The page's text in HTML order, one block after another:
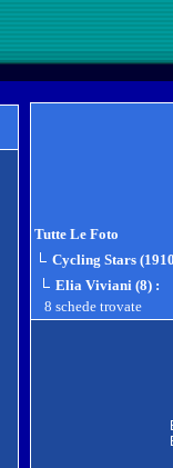
Tutte Le Foto
Cycling Stars
Elia Viviani (8) :
8 schede trovate